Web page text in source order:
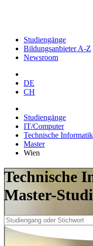
Studiengänge
Bildungsanbieter A-Z
Newsroom
DE
CH
Studiengänge
IT/Computer
Technische Informatik
Master
Wien
Technische
Master-